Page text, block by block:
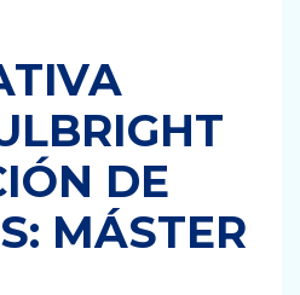
DE
MÁSTER